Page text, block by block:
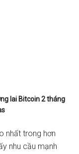
lai Bitcoin 2 tháng
nhất trong hơn
nhu cầu mạnh